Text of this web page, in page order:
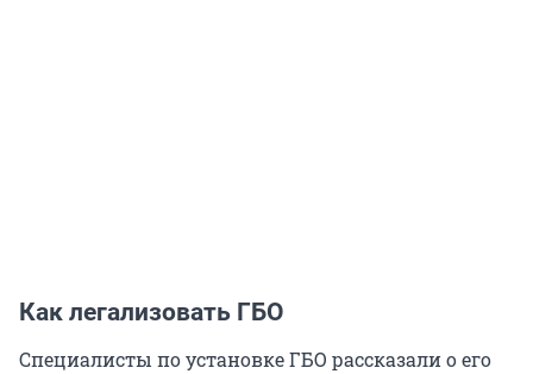
Как легализовать ГБО
Специалисты по установке ГБО рассказали о его